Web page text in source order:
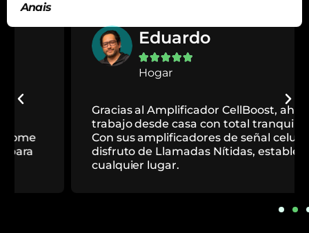
Anais
Eduardo

Gracias al Amplificador CellBoost, ahora
trabajo desde casa con total tranquilidad.
Con sus amplificadores de señal celular
disfruto de Llamadas Nítidas, estables en
cualquier lugar.